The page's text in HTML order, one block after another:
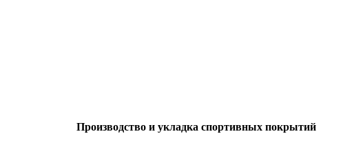
Производство и укладка спортивных покрытий